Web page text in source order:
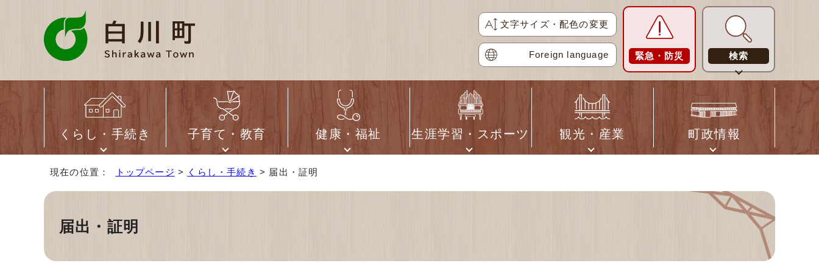
文字サイズ・配色の変更
Foreign language 緊急・防災 検索
くらし・手続き 子育て・教育 健康・福祉 生涯学習・スポーツ 観光・産業 町政情報
現在の位置： トップページ > くらし・手続き > 届出・証明
届出・証明